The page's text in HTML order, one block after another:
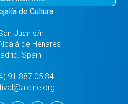
de Cultura
Juan s/n
de Henares
Spain
91 887 05 84